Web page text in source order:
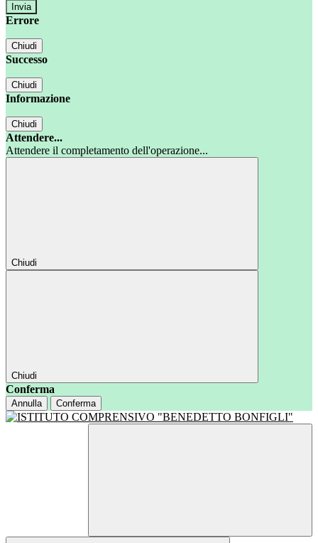
Errore
Chiudi
Successo
Chiudi
Informazione
Chiudi
Attendere...
Attendere il completamento dell'operazione...
Chiudi
Chiudi
Conferma
Annulla Conferma